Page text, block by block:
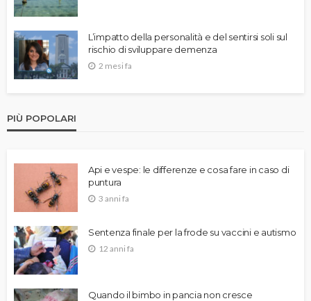
L’impatto della personalità e del sentirsi soli sul
rischio di sviluppare demenza
2 mesi fa
PIÙ POPOLARI
Api e vespe: le differenze e cosa fare in caso di
puntura
3 anni fa
Sentenza finale per la frode su vaccini e autismo
12 anni fa
Quando il bimbo in pancia non cresce